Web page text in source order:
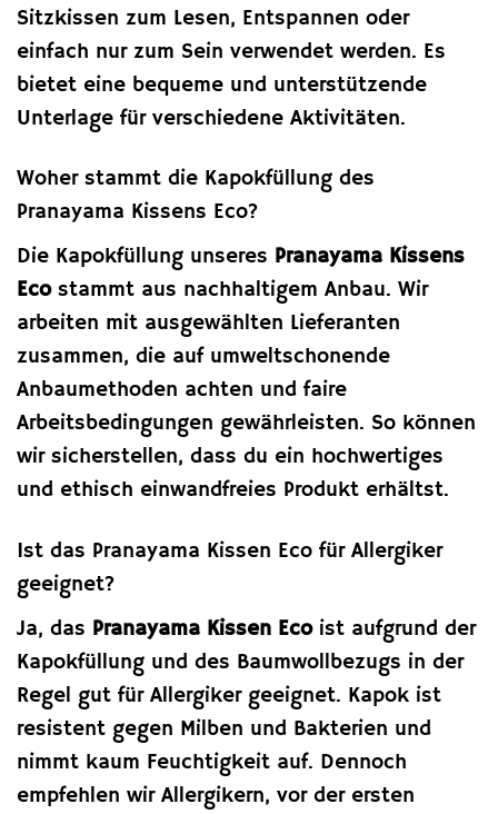
Sitzkissen zum Lesen, Entspannen oder
einfach nur zum Sein verwendet werden. Es
bietet eine bequeme und unterstützende
Unterlage für verschiedene Aktivitäten.
Woher stammt die Kapokfüllung des
Pranayama Kissens Eco?
Die Kapokfüllung unseres Pranayama Kissens
Ecostammt aus nachhaltigem Anbau. Wir
arbeiten mit ausgewählten Lieferanten
zusammen, die auf umweltschonende
Anbaumethoden achten und faire
Arbeitsbedingungen gewährleisten. So können
wir sicherstellen, dass du ein hochwertiges
und ethisch einwandfreies Produkt erhältst.
Ist das Pranayama Kissen Eco für Allergiker
geeignet?
Ja, das Pranayama Kissen Ecoist aufgrund der
Kapokfüllung und des Baumwollbezugs in der
Regel gut für Allergiker geeignet. Kapok ist
resistent gegen Milben und Bakterien und
nimmt kaum Feuchtigkeit auf. Dennoch
empfehlen wir Allergikern, vor der ersten